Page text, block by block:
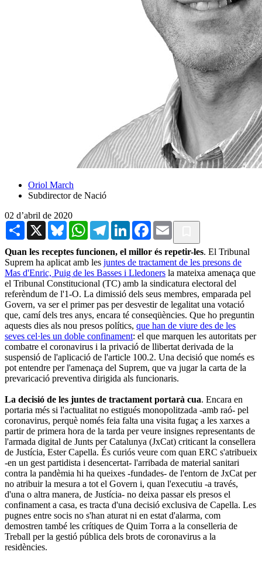
Oriol March
Subdirector de Nació
02 d’abril de 2020
Share X BlueskyWhatsAppTelegramLinkedInFacebook
Email
Quan les receptes funcionen, el millor és repetir-les. El Tribunal
Suprem ha aplicat amb les juntes de tractament de les presons de
Mas d'Enric, Puig de les Basses i Lledoners la mateixa amenaça que
el Tribunal Constitucional (TC) amb la sindicatura electoral del
referèndum de l'1-O. La dimissió dels seus membres, emparada pel
Govern, va ser el primer pas per desvestir de legalitat una votació
que, camí dels tres anys, encara té conseqüències. Que ho preguntin
aquests dies als nou presos polítics, que han de viure des de les
seves cel·les un doble confinament: el que marquen les autoritats per
combatre el coronavirus i la privació de llibertat derivada de la
suspensió de l'aplicació de l'article 100.2. Una decisió que només es
pot entendre per l'amenaça del Suprem, que va jugar la carta de la
prevaricació preventiva dirigida als funcionaris.
La decisió de les juntes de tractament portarà cua. Encara en
portaria més si l'actualitat no estigués monopolitzada -amb raó- pel
coronavirus, perquè només feia falta una visita fugaç a les xarxes a
partir de primera hora de la tarda per veure insignes representants de
l'armada digital de Junts per Catalunya (JxCat) criticant la consellera
de Justícia, Ester Capella. És curiós veure com quan ERC s'atribueix
-en un gest partidista i desencertat- l'arribada de material sanitari
contra la pandèmia hi ha queixes -fundades- de l'entorn de JxCat per
no atribuir la mesura a tot el Govern i, quan l'executiu -a través,
d'una o altra manera, de Justícia- no deixa passar els presos el
confinament a casa, es tracta d'una decisió exclusiva de Capella. Les
pugnes entre socis no s'han aturat ni en estat d'alarma, com
demostren també les crítiques de Quim Torra a la conselleria de
Treball per la gestió pública dels brots de coronavirus a la
residències.